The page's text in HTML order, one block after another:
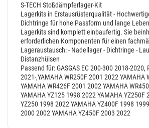
S-TECH Stoßdämpferlager-Kit
Lagerkits in Erstausrüsterqualität -
Dichtringe für hohe Passform und lange
Lagerkits sind komplett einbaufertig. Sie
erforderlichen Komponenten für einen
Lageraustausch:- Nadellager- Dichtringe -
Distanzhülsen
Passend für: GASGAS EC 200-300 2018-2020,
2021-,YAMAHA WR250F 2001 2022 YAMAHA
YAMAHA WR426F 2001 2002 YAMAHA
YAMAHA YZ125 1998 2022 YAMAHA YZ250F
YZ250 1998 2022 YAMAHA YZ400F 1998
2000 2002 YAMAHA YZ450F 2003 2022